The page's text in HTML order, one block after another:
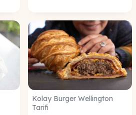
Kolay Burger Wellington
Tarifi